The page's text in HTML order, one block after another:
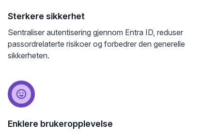
Sterkere sikkerhet
Sentraliser autentisering gjennom Entra ID, reduser
passordrelaterte risikoer og forbedrer den generelle
sikkerheten.
Enklere brukeropplevelse